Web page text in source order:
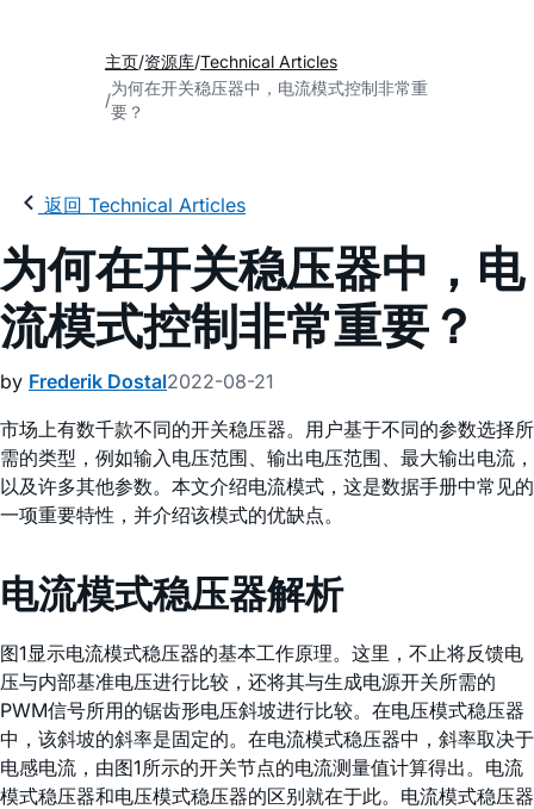
主页 资源库 Technical Articles
为何在开关稳压器中，电流模式控制非常重
要？
返回 Technical Articles
为何在开关稳压器中，电
流模式控制非常重要？
by Frederik Dostal2022-08-21
市场上有数千款不同的开关稳压器。用户基于不同的参数选择所
需的类型，例如输入电压范围、输出电压范围、最大输出电流，
以及许多其他参数。本文介绍电流模式，这是数据手册中常见的
一项重要特性，并介绍该模式的优缺点。
电流模式稳压器解析
图1显示电流模式稳压器的基本工作原理。这里，不止将反馈电
压与内部基准电压进行比较，还将其与生成电源开关所需的
PWM信号所用的锯齿形电压斜坡进行比较。在电压模式稳压器
中，该斜坡的斜率是固定的。在电流模式稳压器中，斜率取决于
电感电流，由图1所示的开关节点的电流测量值计算得出。电流
模式稳压器和电压模式稳压器的区别就在于此。电流模式稳压器